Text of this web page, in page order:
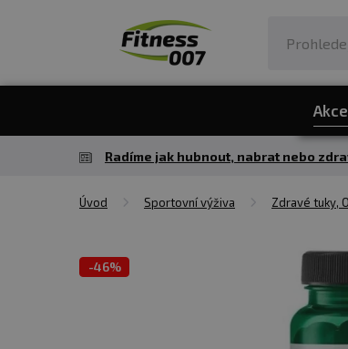
Akce
Radíme jak hubnout, nabrat nebo
Úvod Sportovní výživa Zdravé tuky,
-46%